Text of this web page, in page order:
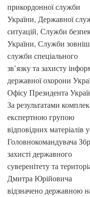
прикордонної служби
України, Державної
ситуацій, Служби
України, Служби
служби спеціального
зв’язку та захисту
державної охорони
Офісу Президента
За результатами
експертною групою
відповідних
Головнокомандувача
захисті державного
суверенітету та
Дмитра Юрійовича
відзначено державною